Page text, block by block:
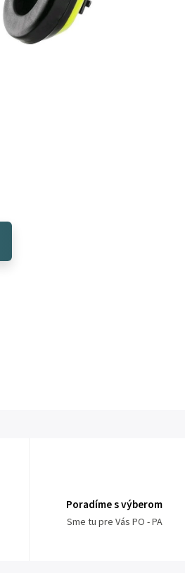
Poradíme s výberom
Sme tu pre Vás PO - PA